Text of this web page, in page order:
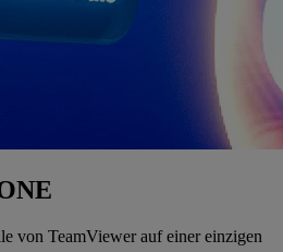
von TeamViewer auf einer einzigen